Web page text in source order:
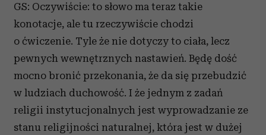
GS: Oczywiście: to słowo ma teraz takie
konotacje, ale tu rzeczywiście chodzi
o ćwiczenie. Tyle że nie dotyczy to ciała, lecz
pewnych wewnętrznych nastawień. Będę dość
mocno bronić przekonania, że da się przebudzić
w ludziach duchowość. I że jednym z zadań
religii instytucjonalnych jest wyprowadzanie ze
stanu religijności naturalnej, która jest w dużej